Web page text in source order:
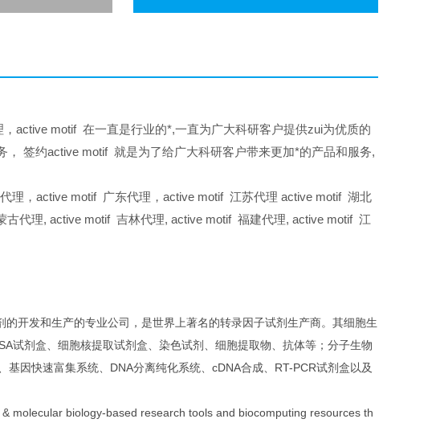
active motif 在一直是行业的*,一直为广大科研客户提供zui为优质的
，
签约active motif 就是为了给广大科研客户带来更加*的产品和服务,
理，active motif 广东代理，active motif 江苏代理 active motif 湖北
古代理, active motif 吉林代理, active motif 福建代理, active motif 江
开发和生产的专业公司，是世界上著名的转录因子试剂生产商。其细胞生
试剂盒、细胞核提取试剂盒、染色试剂、细胞提取物、抗体等；分子生物
因快速富集系统、DNA分离纯化系统、cDNA合成、RT-PCR试剂盒以及
molecular biology-based research tools and biocomputing resources th